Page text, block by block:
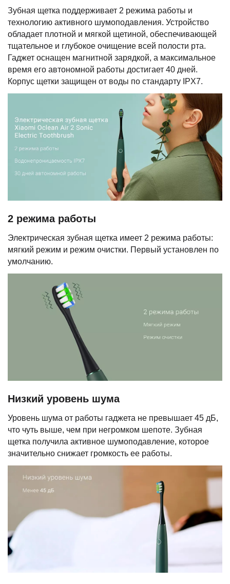
Зубная щетка поддерживает 2 режима работы и
технологию активного шумоподавления. Устройство
обладает плотной и мягкой щетиной, обеспечивающей
тщательное и глубокое очищение всей полости рта.
Гаджет оснащен магнитной зарядкой, а максимальное
время его автономной работы достигает 40 дней.
Корпус щетки защищен от воды по стандарту IPX7.
2 режима работы
Электрическая зубная щетка имеет 2 режима работы:
мягкий режим и режим очистки. Первый установлен по
умолчанию.
Низкий уровень шума
Уровень шума от работы гаджета не превышает 45 дБ,
что чуть выше, чем при негромком шепоте. Зубная
щетка получила активное шумоподавление, которое
значительно снижает громкость ее работы.